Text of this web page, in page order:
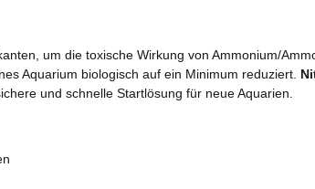
um die toxische Wirkung von Ammonium/
Aquarium biologisch auf ein Minimum reduziert.
und schnelle Startlösung für neue Aquarien.